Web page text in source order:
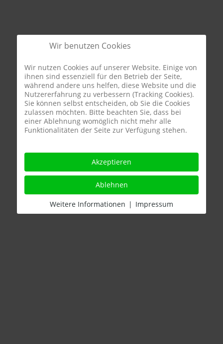
fas
fa-
align-
center
Wir benutzen Cookies
Wir nutzen Cookies auf unserer Website. Einige von
ihnen sind essenziell für den Betrieb der Seite,
während andere uns helfen, diese Website und die
Nutzererfahrung zu verbessern (Tracking Cookies).
Sie können selbst entscheiden, ob Sie die Cookies
zulassen möchten. Bitte beachten Sie, dass bei
einer Ablehnung womöglich nicht mehr alle
Funktionalitäten der Seite zur Verfügung stehen.
Akzeptieren
Ablehnen
Weitere Informationen | Impressum